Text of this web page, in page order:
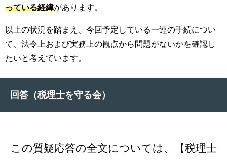
っている経緯があります。
以上の状況を踏まえ、今回予定している一連の手続につい
て、法令上および実務上の観点から問題がないかを確認し
たいと考えています。
回答（税理士を守る会）
この質疑応答の全文については、【税理士